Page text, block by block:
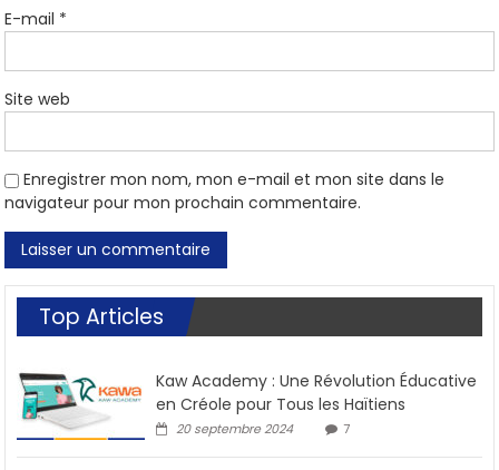
E-mail *
Site web
Enregistrer mon nom, mon e-mail et mon site dans le
navigateur pour mon prochain commentaire.
Top Articles
Kaw Academy : Une Révolution Éducative
en Créole pour Tous les Haïtiens
20 septembre 2024 7